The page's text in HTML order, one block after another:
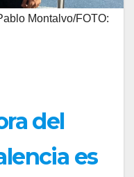
Montalvo/FOTO:
del
es